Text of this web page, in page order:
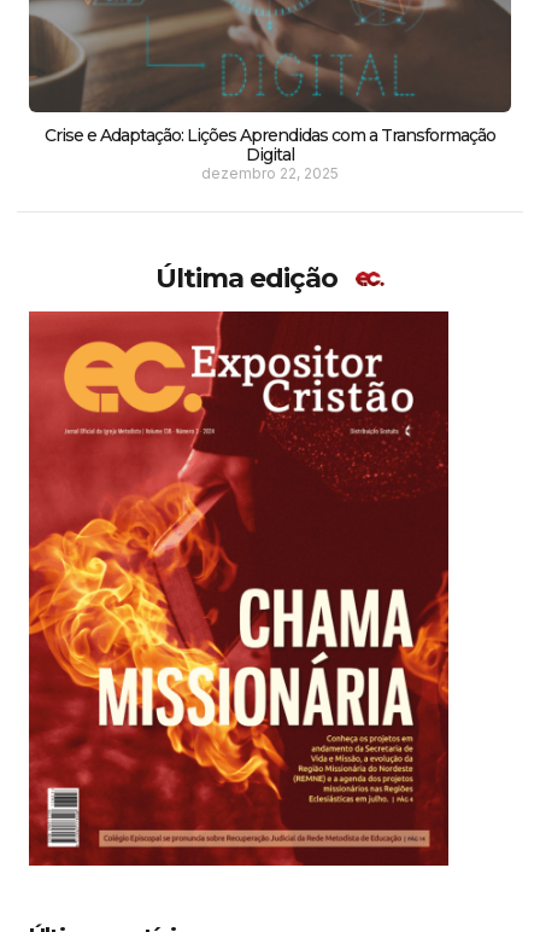
Crise e Adaptação: Lições Aprendidas com a Transformação
Digital
dezembro 22, 2025
Última edição